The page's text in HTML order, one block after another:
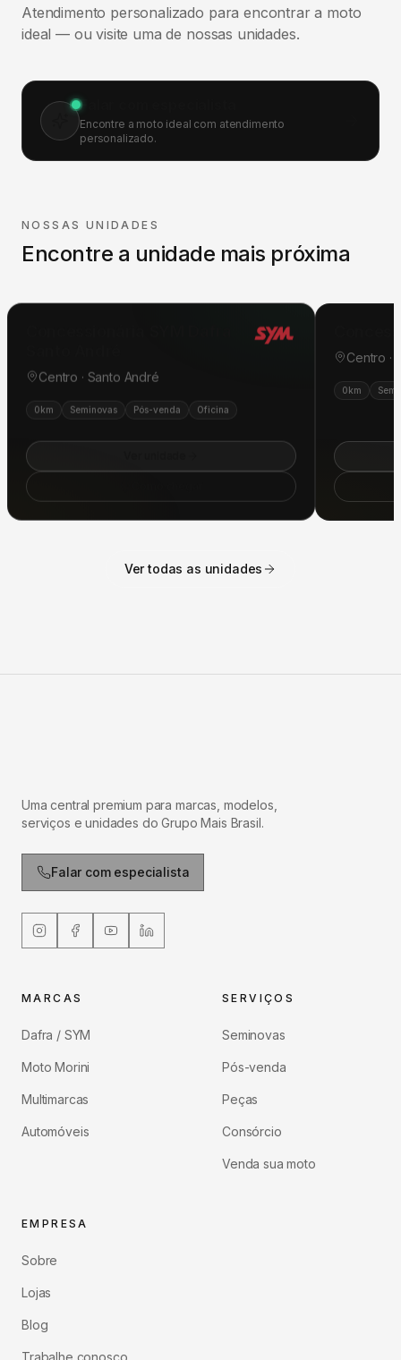
Atendimento personalizado para encontrar a moto
ideal — ou visite uma de nossas unidades.
Falar com especialista
Encontre a moto ideal com atendimento
personalizado.
NOSSAS UNIDADES
Encontre a unidade mais próxima
Ver unidade
Como chegar
Ver todas as unidades
Uma central premium para marcas, modelos,
serviços e unidades do Grupo Mais Brasil.
Falar com especialista
MARCAS
Dafra / SYM
Moto Morini
Multimarcas
Automóveis
SERVIÇOS
Seminovas
Pós-venda
Peças
Consórcio
Venda sua moto
EMPRESA
Sobre
Lojas
Blog